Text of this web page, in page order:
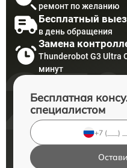
ремонт по желанию
Бесплатный
в день обращения
Замена
Thunderobot G3 Ultra
минут
Бесплатная
специалистом